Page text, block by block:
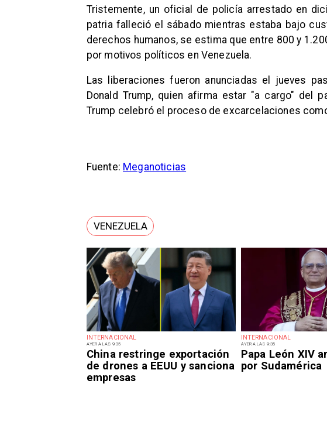
INTERNACIONAL
AYER A LAS 9:35
China restringe exportación
de drones a EEUU y sanciona
empresas
INTERNACIONAL
AYER A LAS 9:35
Papa León XIV
por Sudamérica
Tristemente, un oficial de policía arrestado en
patria falleció el sábado mientras estaba bajo
derechos humanos, se estima que entre 800 y
por motivos políticos en Venezuela.
Las liberaciones fueron anunciadas el jueves
Donald Trump, quien afirma estar "a cargo" del
Trump celebró el proceso de excarcelaciones
Fuente: Meganoticias
VENEZUELA